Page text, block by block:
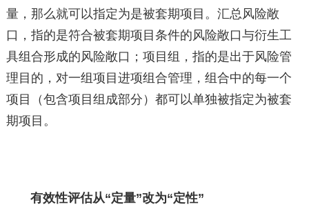
量，那么就可以指定为是被套期项目。汇总风险敞
口，指的是符合被套期项目条件的风险敞口与衍生工
具组合形成的风险敞口；项目组，指的是出于风险管
理目的，对一组项目进项组合管理，组合中的每一个
项目（包含项目组成部分）都可以单独被指定为被套
期项目。
有效性评估从“定量”改为“定性”